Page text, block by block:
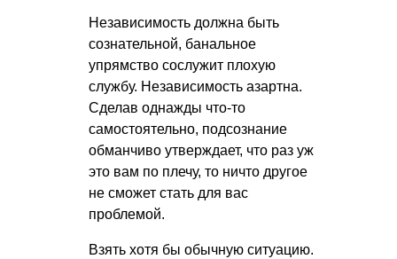
Независимость должна быть
сознательной, банальное
упрямство сослужит плохую
службу. Независимость азартна.
Сделав однажды что-то
самостоятельно, подсознание
обманчиво утверждает, что раз уж
это вам по плечу, то ничто другое
не сможет стать для вас
проблемой.
Взять хотя бы обычную ситуацию.